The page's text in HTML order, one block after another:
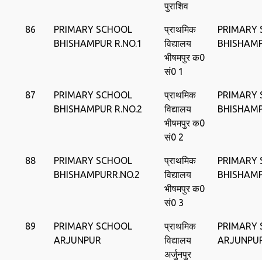
पुराशिव
86
PRIMARY SCHOOL
BHISHAMPUR R.NO.1
प्राथमिक
विद्यालय
भीषमपुर क0
सं0 1
PRIMARY
87
PRIMARY SCHOOL
BHISHAMPUR R.NO.2
प्राथमिक
विद्यालय
भीषमपुर क0
सं0 2
PRIMARY
88
PRIMARY SCHOOL
BHISHAMPURR.NO.2
प्राथमिक
विद्यालय
भीषमपुर क0
सं0 3
PRIMARY
89
PRIMARY SCHOOL
ARJUNPUR
प्राथमिक
विद्यालय
अर्जुनपुर
PRIMARY